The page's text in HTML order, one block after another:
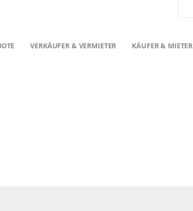
VERKÄUFER & VERMIETER KÄUFER & MIETER